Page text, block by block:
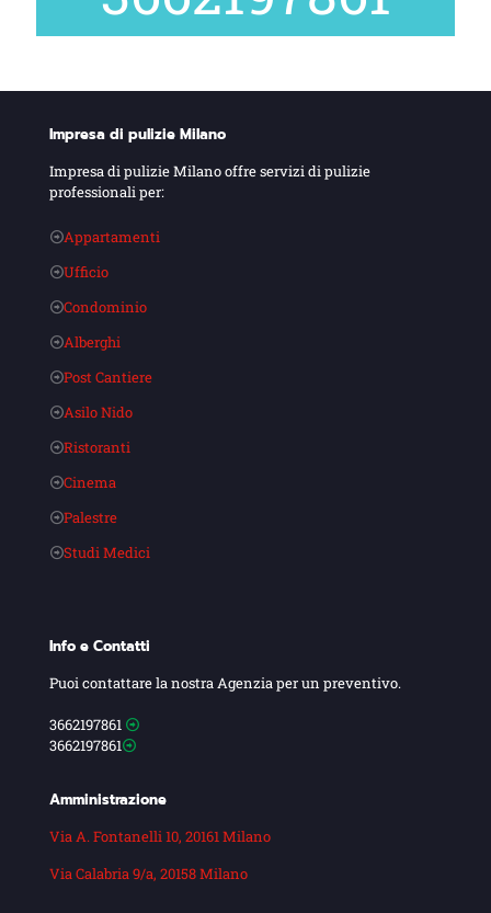
Impresa di pulizie Milano
Impresa di pulizie Milano offre servizi di pulizie
professionali per:
Appartamenti
Ufficio
Condominio
Alberghi
Post Cantiere
Asilo Nido
Ristoranti
Cinema
Palestre
Studi Medici
Info e Contatti
Puoi contattare la nostra Agenzia per un preventivo.
3662197861
3662197861
Amministrazione
Via A. Fontanelli 10, 20161 Milano
Via Calabria 9/a, 20158 Milano